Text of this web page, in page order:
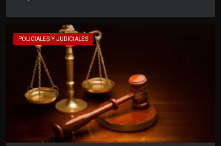
POLICIALES Y JUDICIALES